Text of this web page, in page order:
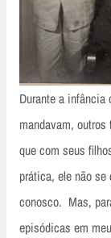
Durante a
mandavam,
que com seus
prática, ele não
conosco. Mas,
episódicas em